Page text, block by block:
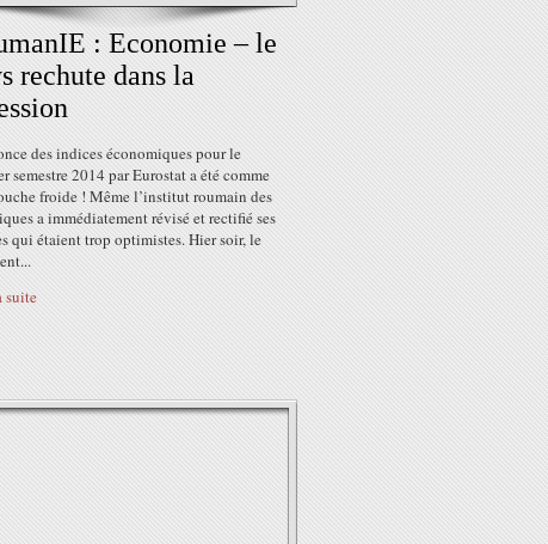
: Economie – le
rechute dans la
des indices économiques pour le
semestre 2014 par Eurostat a été comme
froide ! Même l’institut roumain des
a immédiatement révisé et rectifié ses
qui étaient trop optimistes. Hier soir, le
suite